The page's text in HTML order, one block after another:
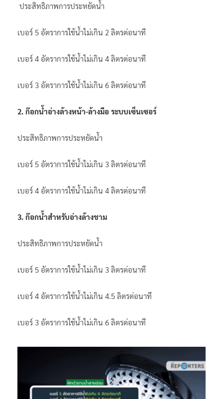
ประสิทธิภาพการประหยัดน้ำ
เบอร์ 5 อัตราการใช้น้ำไม่เกิน 2 ลิตรต่อนาที
เบอร์ 4 อัตราการใช้น้ำไม่เกิน 4 ลิตรต่อนาที
เบอร์ 3 อัตราการใช้น้ำไม่เกิน 6 ลิตรต่อนาที
2. ก๊อกน้ำอ่างล้างหน้า-ล้างมือ ระบบเซ็นเซอร์
ประสิทธิภาพการประหยัดน้ำ
เบอร์ 5 อัตราการใช้น้ำไม่เกิน 3 ลิตรต่อนาที
เบอร์ 4 อัตราการใช้น้ำไม่เกิน 4 ลิตรต่อนาที
3. ก๊อกน้ำสำหรับอ่างล้างชาม
ประสิทธิภาพการประหยัดน้ำ
เบอร์ 5 อัตราการใช้น้ำไม่เกิน 3 ลิตรต่อนาที
เบอร์ 4 อัตราการใช้น้ำไม่เกิน 4.5 ลิตรต่อนาที
เบอร์ 3 อัตราการใช้น้ำไม่เกิน 6 ลิตรต่อนาที